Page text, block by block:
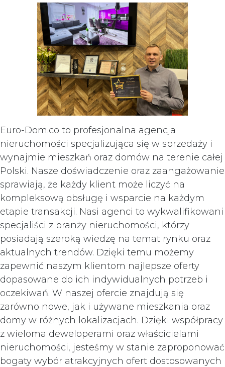
Euro-Dom.co to profesjonalna agencja
nieruchomości specjalizująca się w sprzedaży i
wynajmie mieszkań oraz domów na terenie całej
Polski. Nasze doświadczenie oraz zaangażowanie
sprawiają, że każdy klient może liczyć na
kompleksową obsługę i wsparcie na każdym
etapie transakcji. Nasi agenci to wykwalifikowani
specjaliści z branży nieruchomości, którzy
posiadają szeroką wiedzę na temat rynku oraz
aktualnych trendów. Dzięki temu możemy
zapewnić naszym klientom najlepsze oferty
dopasowane do ich indywidualnych potrzeb i
oczekiwań. W naszej ofercie znajdują się
zarówno nowe, jak i używane mieszkania oraz
domy w różnych lokalizacjach. Dzięki współpracy
z wieloma deweloperami oraz właścicielami
nieruchomości, jesteśmy w stanie zaproponować
bogaty wybór atrakcyjnych ofert dostosowanych